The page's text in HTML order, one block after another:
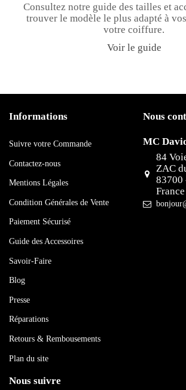
Consultez notre guide des tailles et
trouver le modèle le plus adapté à
votre coiffure.
Voir le guide
Informations
Suivre votre Commande
Contactez-nous
Mentions Légales
Condition Générales de Vente
Paiement Sécurisé
Guide des Accessoires
Savoir-Faire
Blog
Presse
Réparations
Retours & Rembousements
Plan du site
Nous
MC
84
ZAC
83700
France
Nous suivre